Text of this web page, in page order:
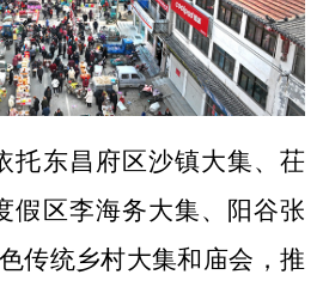
托东昌府区沙镇大集、茌
假区李海务大集、阳谷张
传统乡村大集和庙会，推